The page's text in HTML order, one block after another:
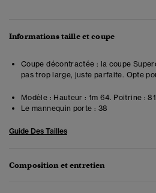
Informations taille et coupe
Coupe décontractée : la coupe
pas trop large, juste parfaite. Opte
Modèle : Hauteur : 1m 64. Poitrine :
Le mannequin porte : 38
Guide Des Tailles
Composition et entretien